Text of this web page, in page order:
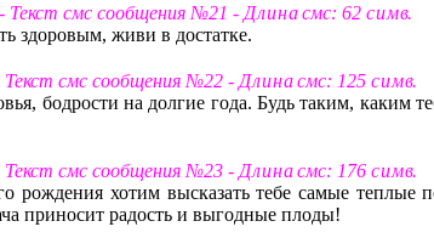
смс сообщения №21 - Д л и н асмс: 62 с и м в.
здоровым, живи в достатке.
смс сообщения №22 - Д л и н асмс: 125 с и м в.
бодрости на долгие года. Будь таким, каким
смс сообщения №23 - Д л и н асмс: 176 с и м в.
рождения хотим высказать тебе самые теплые
приносит радость и выгодные плоды!